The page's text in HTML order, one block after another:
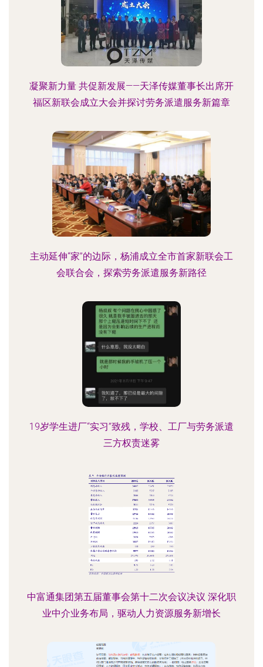
凝聚新力量 共促新发展——天泽传媒董事长出席开
福区新联会成立大会并探讨劳务派遣服务新篇章
主动延伸“家”的边际，杨浦成立全市首家新联会工
会联合会，探索劳务派遣服务新路径
19岁学生进厂“实习”致残，学校、工厂与劳务派遣
三方权责迷雾
中富通集团第五届董事会第十二次会议决议 深化职
业中介业务布局，驱动人力资源服务新增长